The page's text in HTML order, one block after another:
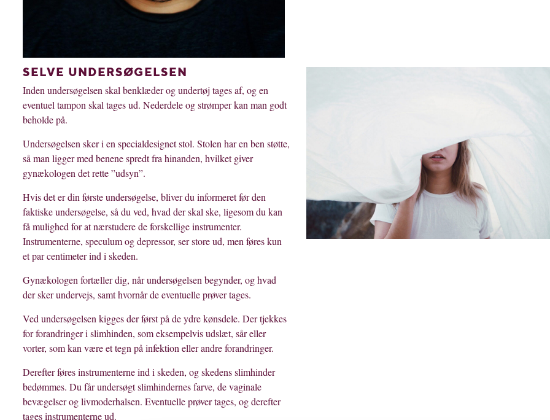
SELVE UNDERSØGELSEN
Inden undersøgelsen skal benklæder og undertøj tages af, og en
eventuel tampon skal tages ud. Nederdele og strømper kan man godt
beholde på.
Undersøgelsen sker i en specialdesignet stol. Stolen har en ben støtte,
så man ligger med benene spredt fra hinanden, hvilket giver
gynækologen det rette ”udsyn”.
Hvis det er din første undersøgelse, bliver du informeret før den
faktiske undersøgelse, så du ved, hvad der skal ske, ligesom du kan
få mulighed for at nærstudere de forskellige instrumenter.
Instrumenterne, speculum og depressor, ser store ud, men føres kun
et par centimeter ind i skeden.
Gynækologen fortæller dig, når undersøgelsen begynder, og hvad
der sker undervejs, samt hvornår de eventuelle prøver tages.
Ved undersøgelsen kigges der først på de ydre kønsdele. Der tjekkes
for forandringer i slimhinden, som eksempelvis udslæt, sår eller
vorter, som kan være et tegn på infektion eller andre forandringer.
Derefter føres instrumenterne ind i skeden, og skedens slimhinder
bedømmes. Du får undersøgt slimhindernes farve, de vaginale
bevægelser og livmoderhalsen. Eventuelle prøver tages, og derefter
tages instrumenterne ud.